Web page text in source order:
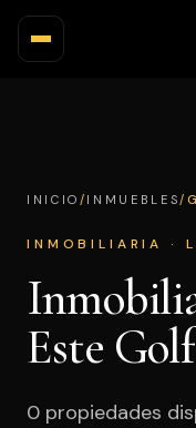
ZONAS
INVERSIÓN
NOSOTROS
BLOG
INICIO / INMUEBLES/
INMOBILIARIA ·
Este Golf
0 propiedades